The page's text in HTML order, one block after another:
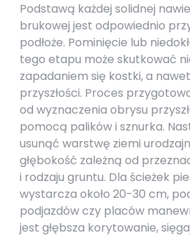
Podstawą każdej solidnej
brukowej jest odpowiednio
podłoże. Pominięcie lub
tego etapu może skutkować
zapadaniem się kostki, a
przyszłości. Proces
od wyznaczenia obrysu
pomocą palików i sznurka.
usunąć warstwę ziemi
głębokość zależną od
i rodzaju gruntu. Dla ścieżek
wystarcza około 20-30 cm,
podjazdów czy placów
jest głębsza korytowanie,